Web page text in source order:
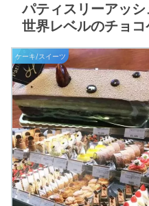
パティスリーアッ
世界レベルのチョコ
ケーキ/スイーツ